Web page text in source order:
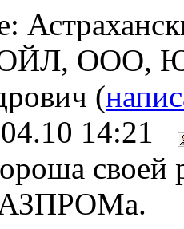
ООО,
(
14:21
своей